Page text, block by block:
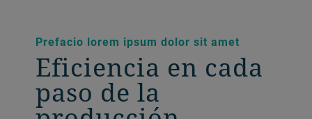
Prefacio lorem ipsum dolor sit amet
Eficiencia en cada
paso de la